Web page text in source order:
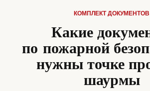
КОМПЛЕКТ ДОКУМЕНТОВ
Какие
по пожарной
нужны точке
шаурмы